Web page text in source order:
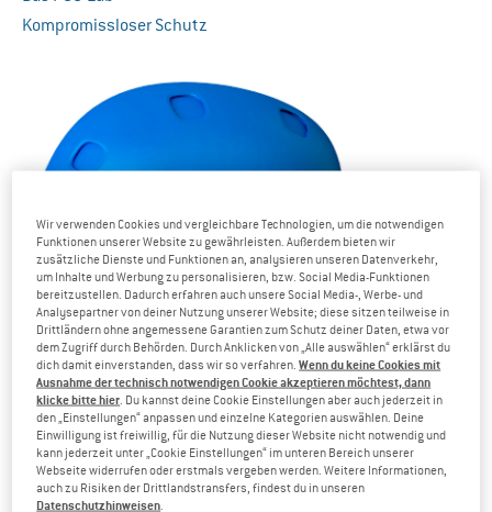
Kompromissloser Schutz
POC stellt Schutzausrüstung für passionierte Pistenfans und
Mountainbiker her
Heute Morgen kommt meine Kollegin Anni ins Büro, und
Wir verwenden Cookies und vergleichbare Technologien, um die notwendigen
Funktionen unserer Website zu gewährleisten. Außerdem bieten wir
zusätzliche Dienste und Funktionen an, analysieren unseren Datenverkehr,
um Inhalte und Werbung zu personalisieren, bzw. Social Media-Funktionen
bereitzustellen. Dadurch erfahren auch unsere Social Media-, Werbe- und
Analysepartner von deiner Nutzung unserer Website; diese sitzen teilweise in
Drittländern ohne angemessene Garantien zum Schutz deiner Daten, etwa vor
dem Zugriff durch Behörden. Durch Anklicken von „Alle auswählen“ erklärst du
dich damit einverstanden, dass wir so verfahren.Wenn du keine Cookies mit
Ausnahme der technisch notwendigen Cookie akzeptieren möchtest, dann
klicke bitte hier . Du kannst deine Cookie Einstellungen aber auch jederzeit in
den „Einstellungen“ anpassen und einzelne Kategorien auswählen. Deine
Einwilligung ist freiwillig, für die Nutzung dieser Website nicht notwendig und
kann jederzeit unter „Cookie Einstellungen“ im unteren Bereich unserer
Webseite widerrufen oder erstmals vergeben werden. Weitere Informationen,
auch zu Risiken der Drittlandstransfers, findest du in unseren
Datenschutzhinweisen